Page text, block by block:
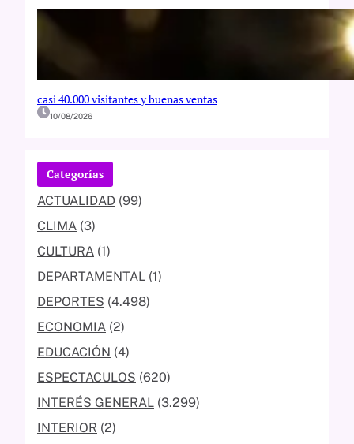
casi 40.000 visitantes y buenas ventas
10/08/2026
Categorías
ACTUALIDAD (99)
CLIMA (3)
CULTURA (1)
DEPARTAMENTAL (1)
DEPORTES (4.498)
ECONOMIA (2)
EDUCACIÓN (4)
ESPECTACULOS (620)
INTERÉS GENERAL (3.299)
INTERIOR (2)